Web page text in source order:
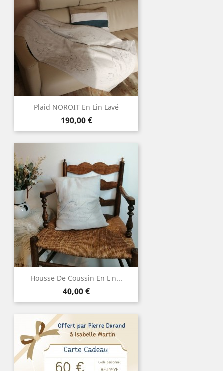
Plaid NOROIT En Lin Lavé
Prix
190,00 €
Housse De Coussin En Lin...
Prix
40,00 €